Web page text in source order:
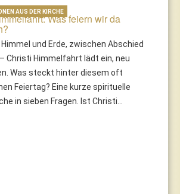
Was feiern wir da
und Erde, zwischen Abschied
Christi Himmelfahrt lädt ein, neu
Was steckt hinter diesem oft
Feiertag? Eine kurze spirituelle
in sieben Fragen. Ist Christi…
AUS DER KIRCHE